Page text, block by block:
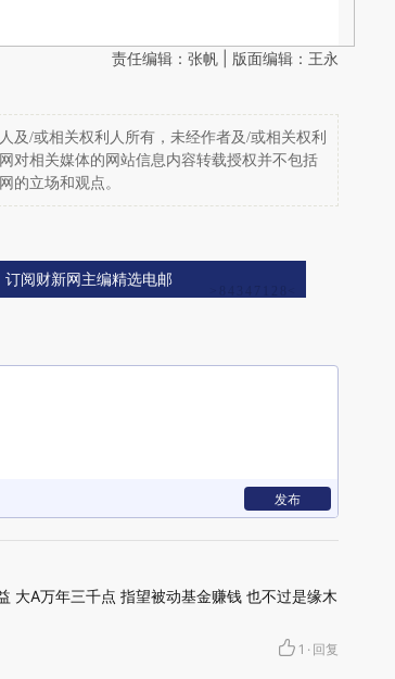
责任编辑：张帆 | 版面编辑：王永
及/或相关权利人所有，未经作者及/或相关权利
对相关媒体的网站信息内容转载授权并不包括
的立场和观点。
订阅财新网主编精选电邮
发布
大A万年三千点 指望被动基金赚钱 也不过是缘木
1 · 回复